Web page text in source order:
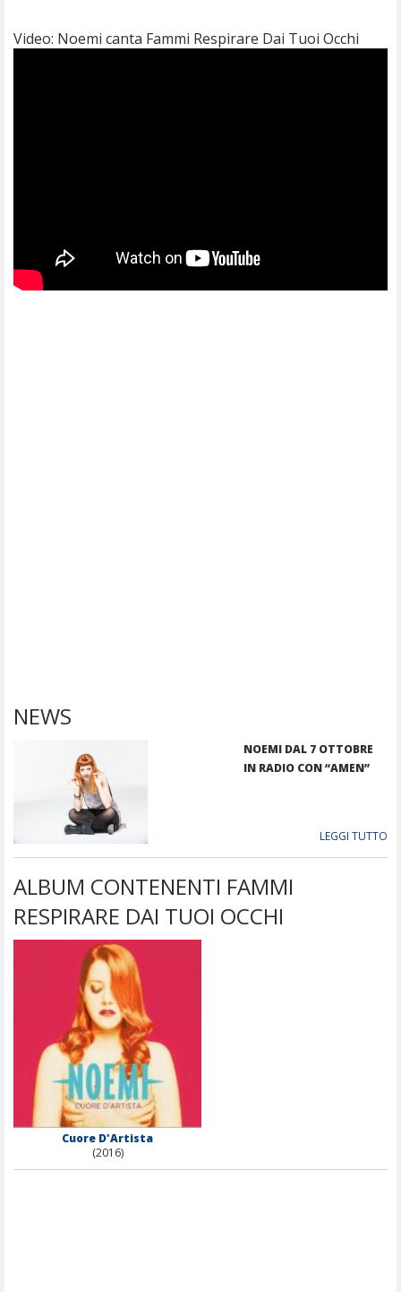
Video: Noemi canta Fammi Respirare Dai Tuoi Occhi
NEWS
NOEMI DAL 7 OTTOBRE
IN RADIO CON “AMEN”
LEGGI TUTTO
ALBUM CONTENENTI FAMMI
RESPIRARE DAI TUOI OCCHI
Cuore D'Artista
(2016)